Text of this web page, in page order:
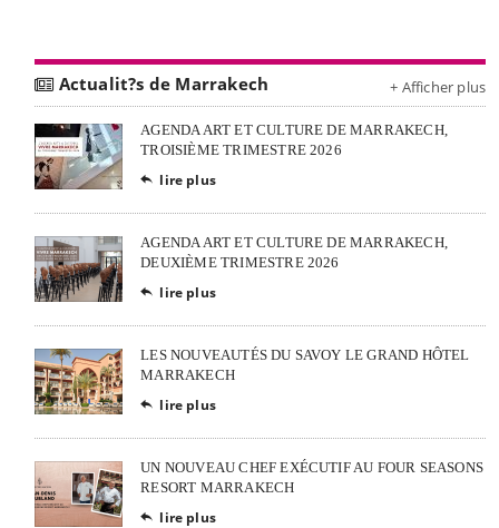
Actualit?s de Marrakech + Afficher plus
AGENDA ART ET CULTURE DE MARRAKECH,
TROISIÈME TRIMESTRE 2026
 lire plus
AGENDA ART ET CULTURE DE MARRAKECH,
DEUXIÈME TRIMESTRE 2026
 lire plus
LES NOUVEAUTÉS DU SAVOY LE GRAND HÔTEL
MARRAKECH
 lire plus
UN NOUVEAU CHEF EXÉCUTIF AU FOUR SEASONS
RESORT MARRAKECH
 lire plus